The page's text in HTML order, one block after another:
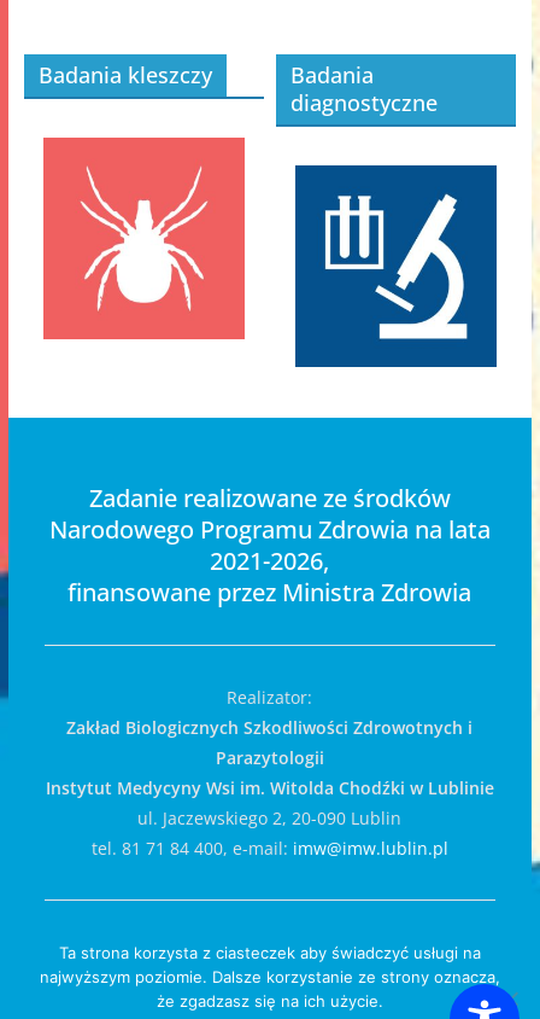
Badania kleszczy
Badania
diagnostyczne
Zadanie realizowane ze środków
Narodowego Programu Zdrowia na lata
2021-2026,
finansowane przez Ministra Zdrowia
Realizator:
Zakład Biologicznych Szkodliwości Zdrowotnych i
Parazytologii
Instytut Medycyny Wsi im. Witolda Chodźki w Lublinie
ul. Jaczewskiego 2, 20-090 Lublin
tel. 81 71 84 400, e-mail: imw@imw.lublin.pl
ARCHIWUM – Badania gleby|Polityka prywatności|
RODO
Ta strona korzysta z ciasteczek aby świadczyć usługi na
najwyższym poziomie. Dalsze korzystanie ze strony oznacza,
że zgadzasz się na ich użycie.